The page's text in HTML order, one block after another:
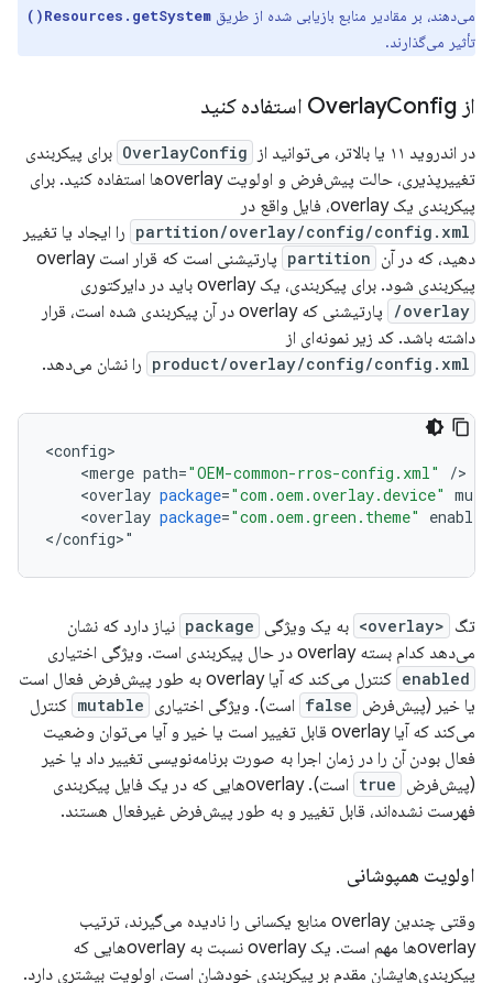
می‌دهند، بر مقادیر منابع بازیابی شده از طریق Resources.getSystem()
تأثیر می‌گذارند.
از OverlayConfig استفاده کنید
در اندروید ۱۱ یا بالاتر، می‌توانید از OverlayConfig برای پیکربندی
تغییرپذیری، حالت پیش‌فرض و اولویت overlayها استفاده کنید. برای
پیکربندی یک overlay، فایل واقع در
partition/overlay/config/config.xml را ایجاد یا تغییر
دهید، که در آن partition
پارتیشنی است که قرار است overlay
پیکربندی شود. برای پیکربندی، یک overlay باید در دایرکتوری
overlay/
پارتیشنی که overlay در آن پیکربندی شده است، قرار
داشته باشد. کد زیر نمونه‌ای از
product/overlay/config/config.xml را نشان می‌دهد.
<config
<merge path="OEM-common-rros-config.xml" /
<overlay package="com.oem.overlay.device"
<overlay package="com.oem.green.theme" enabled
</config>"
تگ <overlay> به یک ویژگی package نیاز دارد که نشان
می‌دهد کدام بسته overlay در حال پیکربندی است. ویژگی اختیاری
enabled
کنترل می‌کند که آیا overlay به طور پیش‌فرض فعال است
یا خیر (پیش‌فرض false است). ویژگی اختیاری mutable کنترل
می‌کند که آیا overlay قابل تغییر است یا خیر و آیا می‌توان وضعیت
فعال بودن آن را در زمان اجرا به صورت برنامه‌نویسی تغییر داد یا خیر
(پیش‌فرض true
است). overlayهایی که در یک فایل پیکربندی
فهرست نشده‌اند، قابل تغییر و به طور پیش‌فرض غیرفعال هستند.
اولویت همپوشانی
وقتی چندین overlay منابع یکسانی را نادیده می‌گیرند، ترتیب
overlayها مهم است. یک overlay نسبت به overlayهایی که
پیکربندی‌هایشان مقدم بر پیکربندی خودشان است، اولویت بیشتری دارد.